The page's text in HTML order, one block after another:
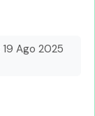
19 Ago 2025